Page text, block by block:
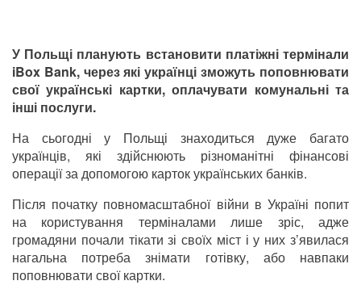
У Польщі планують встановити платіжні термінали
iBox Bank, через які українці зможуть поповнювати
свої українські картки, оплачувати комунальні та
інші послуги.
На сьогодні у Польщі знаходиться дуже багато
українців, які здійснюють різноманітні фінансові
операції за допомогою карток українських банків.
Після початку повномасштабної війни в Україні попит
на користування терміналами лише зріс, адже
громадяни почали тікати зі своїх міст і у них з’явилася
нагальна потреба знімати готівку, або навпаки
поповнювати свої картки.